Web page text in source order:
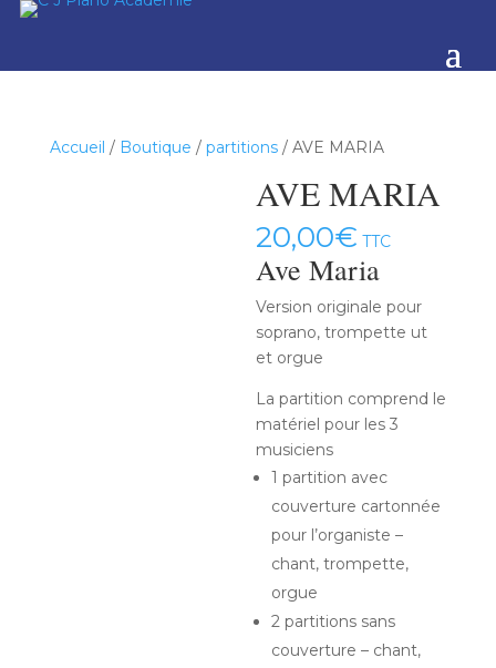
Accueil / Boutique / partitions/ AVE MARIA
AVE MARIA
20,00€ TTC
Ave Maria
Version originale pour
soprano, trompette ut
et orgue
La partition comprend le
matériel pour les 3
musiciens
1 partition avec
couverture cartonnée
pour l’organiste –
chant, trompette,
orgue
2 partitions sans
couverture – chant,